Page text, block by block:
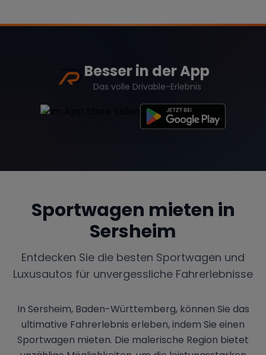
Besser in der App
Das volle Drivable-Erlebnis
Sportwagen mieten in
Sersheim
Entdecken Sie die besten Sportwagen und
Luxusautos für unvergessliche Fahrerlebnisse
In Sersheim, Baden-Württemberg, können Sie das
ultimative Fahrerlebnis erleben, indem Sie einen
Sportwagen mieten. Die malerische Region bietet